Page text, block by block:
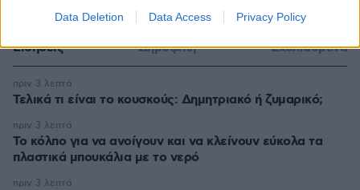
Data Deletion Data Access Privacy Policy
ΡΟΗ ΕΙΔΗΣΕΩΝ
Ειδήσεις Δημοφιλή Σχολιασμένα
Τελικά τι είναι το κουσκούς: Δημητριακό ή ζυμαρικό;
πριν 3 λεπτά
Το κόλπο για να ανοίγουν και να κλείνουν εύκολα τα
πλαστικά μπουκάλια με το νερό
πριν 3 λεπτά
πριν 3 λεπτά